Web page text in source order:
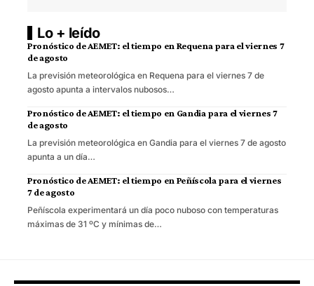
Lo + leído
Pronóstico de AEMET: el tiempo en Requena para el viernes 7
de agosto
La previsión meteorológica en Requena para el viernes 7 de
agosto apunta a intervalos nubosos…
Pronóstico de AEMET: el tiempo en Gandia para el viernes 7
de agosto
La previsión meteorológica en Gandia para el viernes 7 de agosto
apunta a un día…
Pronóstico de AEMET: el tiempo en Peñíscola para el viernes
7 de agosto
Peñíscola experimentará un día poco nuboso con temperaturas
máximas de 31 ºC y mínimas de…